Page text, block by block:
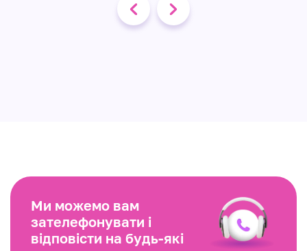
Ми можемо вам
зателефонувати і
відповісти на будь-які